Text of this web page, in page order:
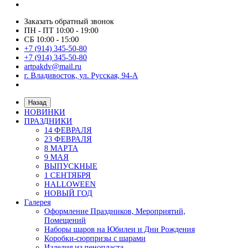
Заказать обратный звонок
ПН - ПТ 10:00 - 19:00
СБ 10:00 - 15:00
+7 (914) 345-50-80
+7 (914) 345-50-80
artpakdv@mail.ru
г. Владивосток, ул. Русская, 94-А
Назад
НОВИНКИ
ПРАЗДНИКИ
14 ФЕВРАЛЯ
23 ФЕВРАЛЯ
8 МАРТА
9 МАЯ
ВЫПУСКНЫЕ
1 СЕНТЯБРЯ
HALLOWEEN
НОВЫЙ ГОД
Галерея
Оформление Праздников, Мероприятий,
Помещений
Наборы шаров на Юбилеи и Дни Рождения
Коробки-сюрпризы с шарами